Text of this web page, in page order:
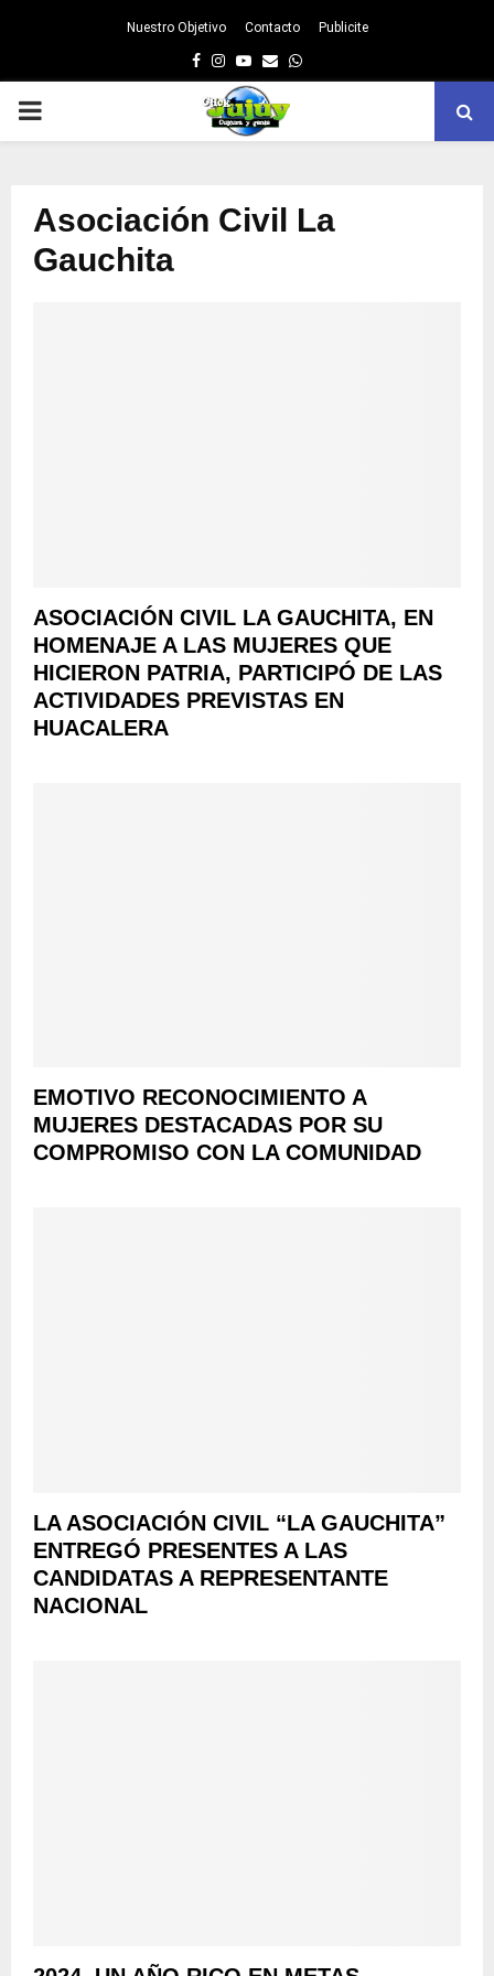
Nuestro Objetivo Contacto Publicite
Facebook
Instagram
Youtube
EmailWhatsapp
PRIMARY
Asociación Civil La
Gauchita
ASOCIACIÓN CIVIL LA GAUCHITA, EN
HOMENAJE A LAS MUJERES QUE
HICIERON PATRIA, PARTICIPÓ DE LAS
ACTIVIDADES PREVISTAS EN
HUACALERA
EMOTIVO RECONOCIMIENTO A
MUJERES DESTACADAS POR SU
COMPROMISO CON LA COMUNIDAD
LA ASOCIACIÓN CIVIL “LA GAUCHITA”
ENTREGÓ PRESENTES A LAS
CANDIDATAS A REPRESENTANTE
NACIONAL